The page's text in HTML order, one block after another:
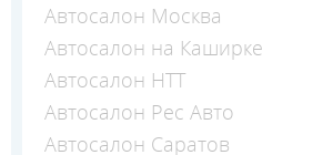
Автосалон Москва
Автосалон на Каширке
Автосалон НТТ
Автосалон Рес Авто
Автосалон Саратов